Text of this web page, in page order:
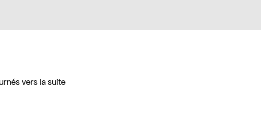
vers la suite